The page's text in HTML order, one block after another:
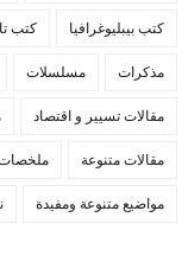
كتب بيبليوغرافيا كتب
مذكرات مسلسلات
مقالات تسيير و اقتصاد
مقالات متنوعة
مواضيع متنوعة ومفيدة